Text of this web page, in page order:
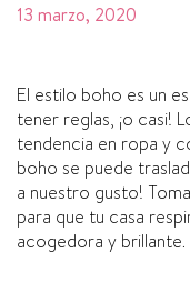
13 marzo, 2020
El estilo boho es un
tener reglas, ¡o casi!
tendencia en ropa y
boho se puede
a nuestro gusto!
para que tu casa
acogedora y brillante.